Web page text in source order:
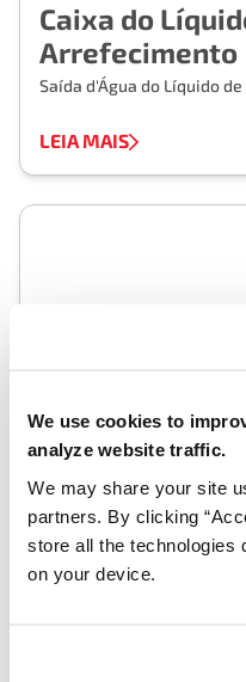
We use cookies to
analyze website traffic.
We may share your site
partners. By clicking
store all the technologies
on your device.
Caixa do
Arrefecimento
Saída d'Água do Líquido
LEIA MAIS